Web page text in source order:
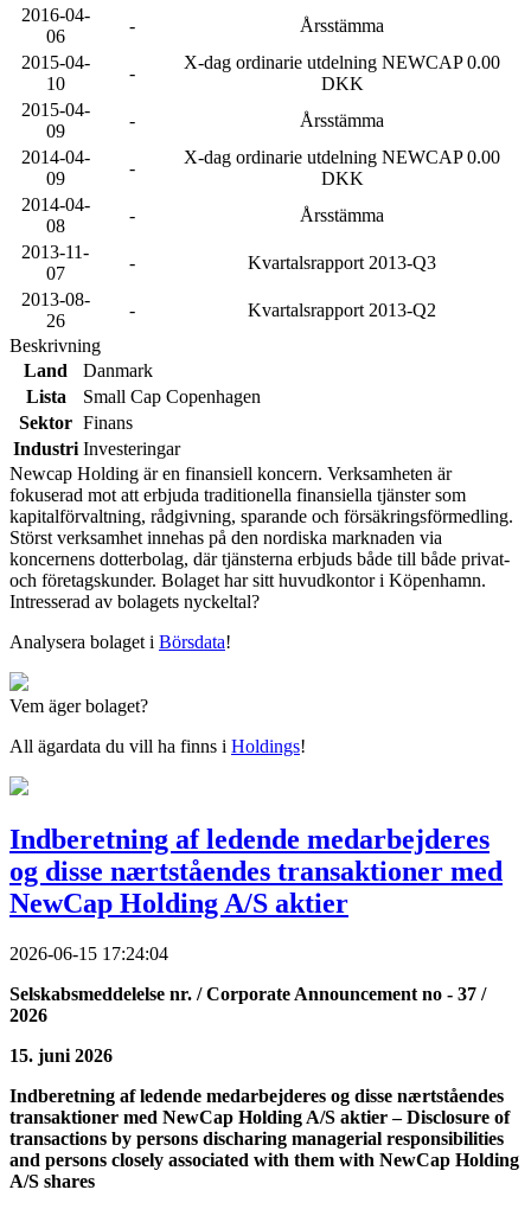
2016-04-
06
-
Årsstämma
2015-04-
10
-
X-dag ordinarie utdelning NEWCAP 0.00
DKK
2015-04-
09
-
Årsstämma
2014-04-
09
-
X-dag ordinarie utdelning NEWCAP 0.00
DKK
2014-04-
08
-
Årsstämma
2013-11-
07
-
Kvartalsrapport 2013-Q3
2013-08-
26
-
Kvartalsrapport 2013-Q2
Beskrivning
Land
Danmark
Lista
Small Cap Copenhagen
Sektor Finans
Industri Investeringar
Newcap Holding är en finansiell koncern. Verksamheten är
fokuserad mot att erbjuda traditionella finansiella tjänster som
kapitalförvaltning, rådgivning, sparande och försäkringsförmedling.
Störst verksamhet innehas på den nordiska marknaden via
koncernens dotterbolag, där tjänsterna erbjuds både till både privat-
och företagskunder. Bolaget har sitt huvudkontor i Köpenhamn.
Intresserad av bolagets nyckeltal?
Analysera bolaget i Börsdata!
Vem äger bolaget?
All ägardata du vill ha finns i Holdings!
Indberetning af ledende medarbejderes
og disse nærtståendes transaktioner med
NewCap Holding A/S aktier
2026-06-15 17:24:04
Selskabsmeddelelse nr. / Corporate Announcement no - 37 /
2026
15. juni 2026
Indberetning af ledende medarbejderes og disse nærtståendes
transaktioner med NewCap Holding A/S aktier – Disclosure of
transactions by persons discharing managerial responsibilities
and persons closely associated with them with NewCap Holding
A/S shares